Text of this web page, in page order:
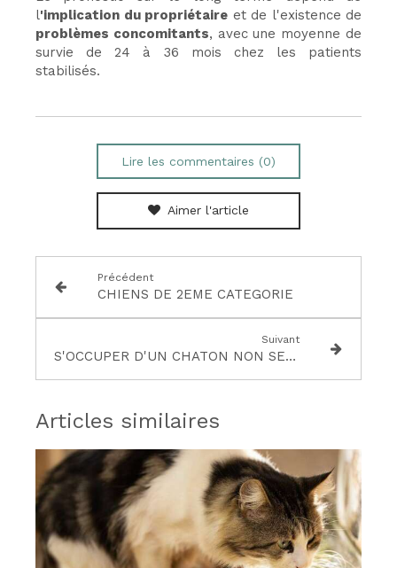
l'implication du propriétaire et de l'existence de
problèmes concomitants, avec une moyenne de
survie de 24 à 36 mois chez les patients
stabilisés.
Lire les commentaires (0)
Aimer l'article
Précédent
CHIENS DE 2EME CATEGORIE
Suivant
S'OCCUPER D'UN CHATON NON SEVRE
Articles similaires